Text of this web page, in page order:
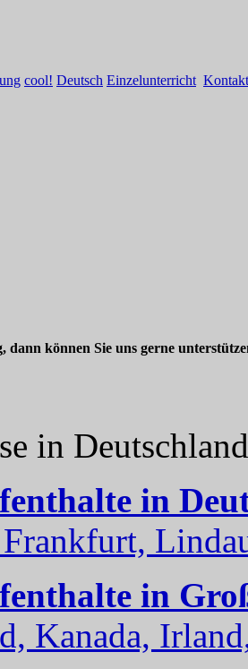
cool! Deutsch Einzelunterricht Kontakt
dann können Sie uns gerne
in
in
in
Kanada,